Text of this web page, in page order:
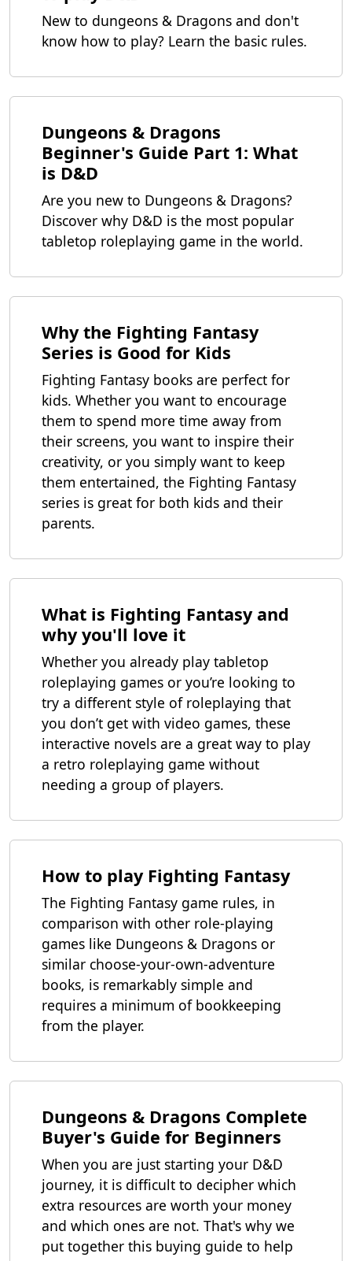
New to dungeons & Dragons and don't
know how to play? Learn the basic rules.
Dungeons & Dragons
Beginner's Guide Part 1: What
is D&D
Are you new to Dungeons & Dragons?
Discover why D&D is the most popular
tabletop roleplaying game in the world.
Why the Fighting Fantasy
Series is Good for Kids
Fighting Fantasy books are perfect for
kids. Whether you want to encourage
them to spend more time away from
their screens, you want to inspire their
creativity, or you simply want to keep
them entertained, the Fighting Fantasy
series is great for both kids and their
parents.
What is Fighting Fantasy and
why you'll love it
Whether you already play tabletop
roleplaying games or you’re looking to
try a different style of roleplaying that
you don’t get with video games, these
interactive novels are a great way to play
a retro roleplaying game without
needing a group of players.
How to play Fighting Fantasy
The Fighting Fantasy game rules, in
comparison with other role-playing
games like Dungeons & Dragons or
similar choose-your-own-adventure
books, is remarkably simple and
requires a minimum of bookkeeping
from the player.
Dungeons & Dragons Complete
Buyer's Guide for Beginners
When you are just starting your D&D
journey, it is difficult to decipher which
extra resources are worth your money
and which ones are not. That's why we
put together this buying guide to help